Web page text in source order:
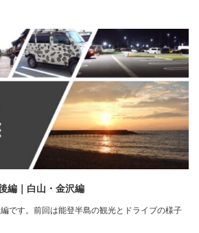
編｜白山・金沢編
です。前回は能登半島の観光とドライブの様子